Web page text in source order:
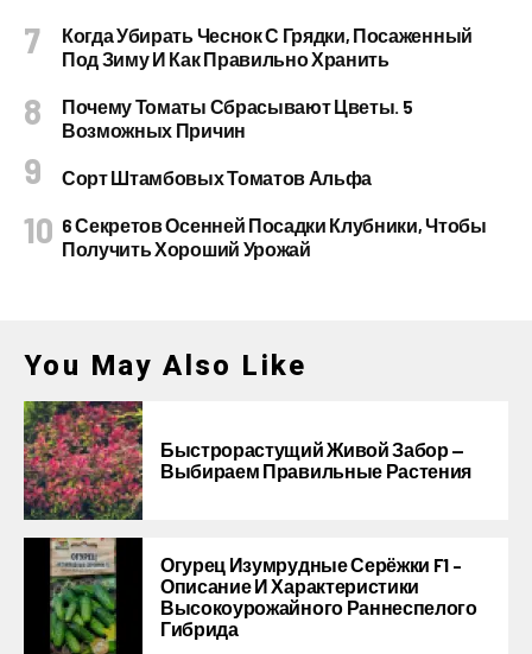
Когда Убирать Чеснок С Грядки, Посаженный
Под Зиму И Как Правильно Хранить
Почему Томаты Сбрасывают Цветы. 5
Возможных Причин
Сорт Штамбовых Томатов Альфа
6 Секретов Осенней Посадки Клубники, Чтобы
Получить Хороший Урожай
You May Also Like
Быстрорастущий Живой Забор —
Выбираем Правильные Растения
Огурец Изумрудные Серёжки F1 –
Описание И Характеристики
Высокоурожайного Раннеспелого
Гибрида